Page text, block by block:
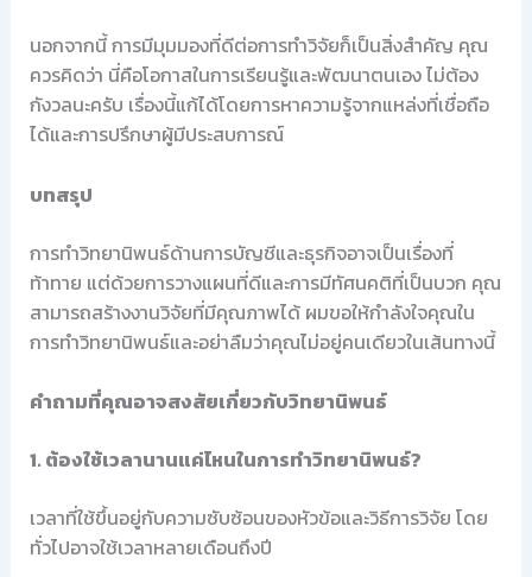
นอกจากนี้ การมีมุมมองที่ดีต่อการทำวิจัยก็เป็นสิ่งสำคัญ คุณ
ควรคิดว่า นี่คือโอกาสในการเรียนรู้และพัฒนาตนเอง ไม่ต้อง
กังวลนะครับ เรื่องนี้แก้ได้โดยการหาความรู้จากแหล่งที่เชื่อถือ
ได้และการปรึกษาผู้มีประสบการณ์
บทสรุป
การทำวิทยานิพนธ์ด้านการบัญชีและธุรกิจอาจเป็นเรื่องที่
ท้าทาย แต่ด้วยการวางแผนที่ดีและการมีทัศนคติที่เป็นบวก คุณ
สามารถสร้างงานวิจัยที่มีคุณภาพได้ ผมขอให้กำลังใจคุณใน
การทำวิทยานิพนธ์และอย่าลืมว่าคุณไม่อยู่คนเดียวในเส้นทางนี้
คำถามที่คุณอาจสงสัยเกี่ยวกับวิทยานิพนธ์
1. ต้องใช้เวลานานแค่ไหนในการทำวิทยานิพนธ์?
เวลาที่ใช้ขึ้นอยู่กับความซับซ้อนของหัวข้อและวิธีการวิจัย โดย
ทั่วไปอาจใช้เวลาหลายเดือนถึงปี